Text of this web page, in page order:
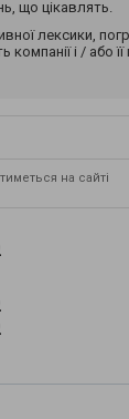
що цікавлять.
лексики,
і / або
на сайті